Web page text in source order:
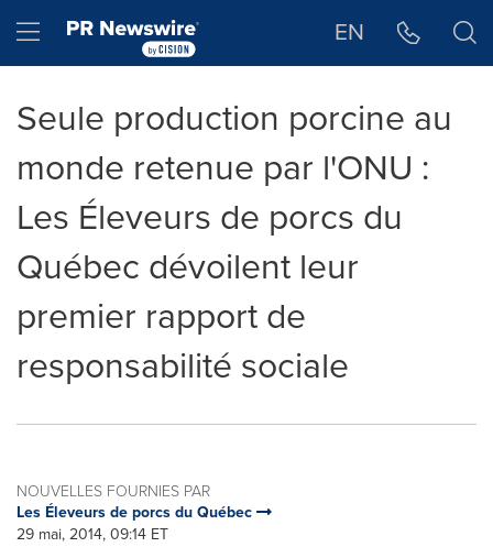
Hamburger menu EN
Seule production porcine au
monde retenue par l'ONU :
Les Éleveurs de porcs du
Québec dévoilent leur
premier rapport de
responsabilité sociale
NOUVELLES FOURNIES PAR
Les Éleveurs de porcs du Québec
29 mai, 2014, 09:14 ET